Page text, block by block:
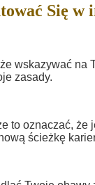
Się w
wskazywać
zasady.
to oznaczać,
ścieżkę